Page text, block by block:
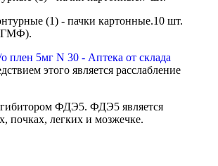
(1) - пачки картонные.10 шт.
ГМФ).
этого является расслабление
ФДЭ5. ФДЭ5 является
почках, легких и мозжечке.